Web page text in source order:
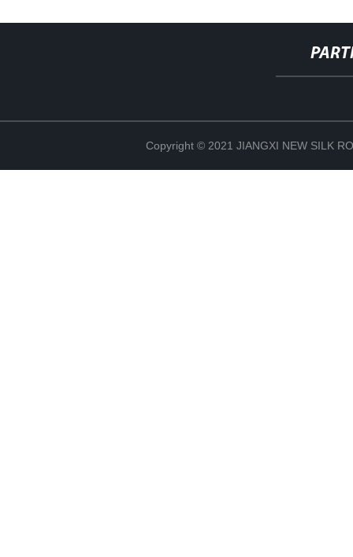
Copyright © 2021 JIANGXI NEW SILK